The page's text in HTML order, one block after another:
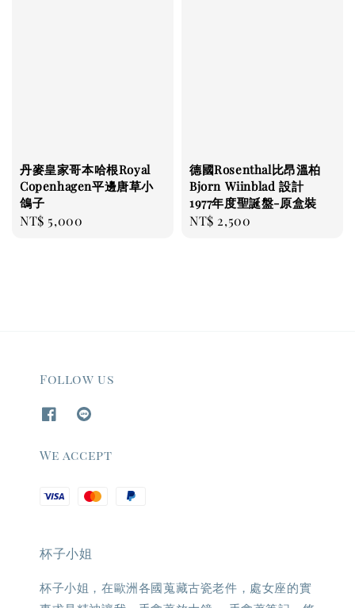
丹麥皇家哥本哈根Royal
Copenhagen平邊唐草小
鴿子
Regular
NT$ 5,000
德國Rosenthal比昂溫柏
Bjorn Wiinblad 設計
1977年度聖誕盤-原盒裝
Regular
NT$ 2,500
Follow us
We accept
杯子小姐
杯子小姐，在歐洲各國蒐藏古瓷老件，處女座的實